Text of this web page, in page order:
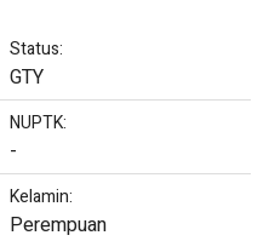
Status:
GTY
NUPTK:
-
Kelamin:
Perempuan